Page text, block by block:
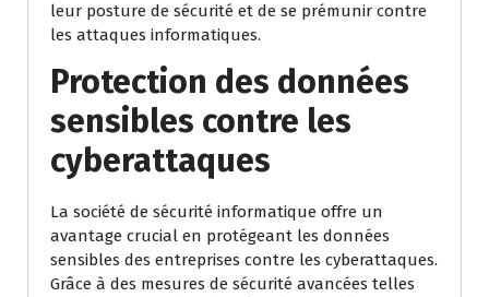
leur posture de sécurité et de se prémunir contre
les attaques informatiques.
Protection des données
sensibles contre les
cyberattaques
La société de sécurité informatique offre un
avantage crucial en protégeant les données
sensibles des entreprises contre les cyberattaques.
Grâce à des mesures de sécurité avancées telles